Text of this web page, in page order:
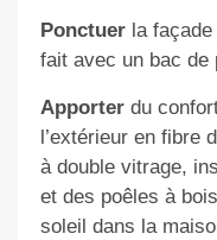
Ponctuerla façade
fait avec un bac de
Apporterdu
l’extérieur en fibre
à double vitrage,
et des poêles à
soleil dans la